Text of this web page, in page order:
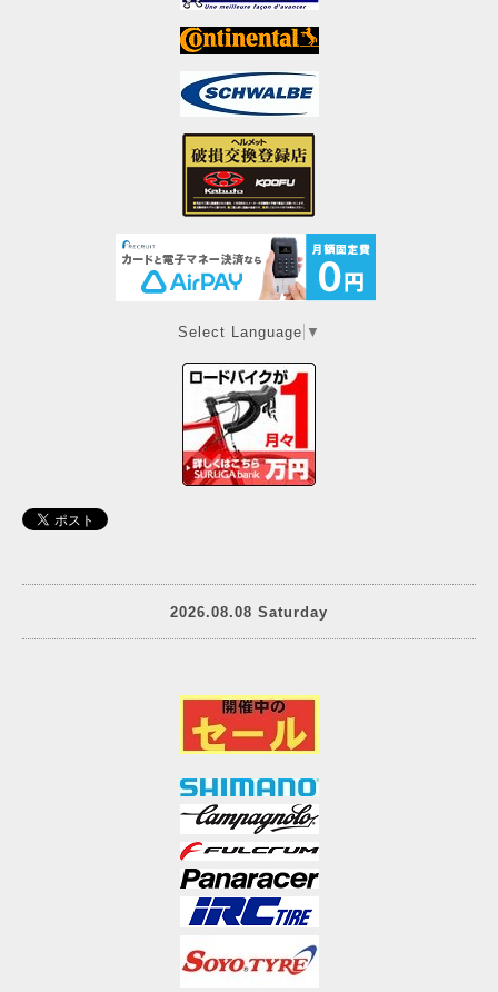
Select Language ▼
2026.08.08 Saturday